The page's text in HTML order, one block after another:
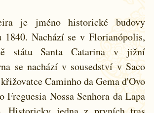
je jméno historické budovy
1840. Nachází se v Florianópolis,
státu Santa Catarina v jižní
se nachází v sousedství v Saco
Caminho da Gema d'Ovo
Freguesia Nossa Senhora da Lapa